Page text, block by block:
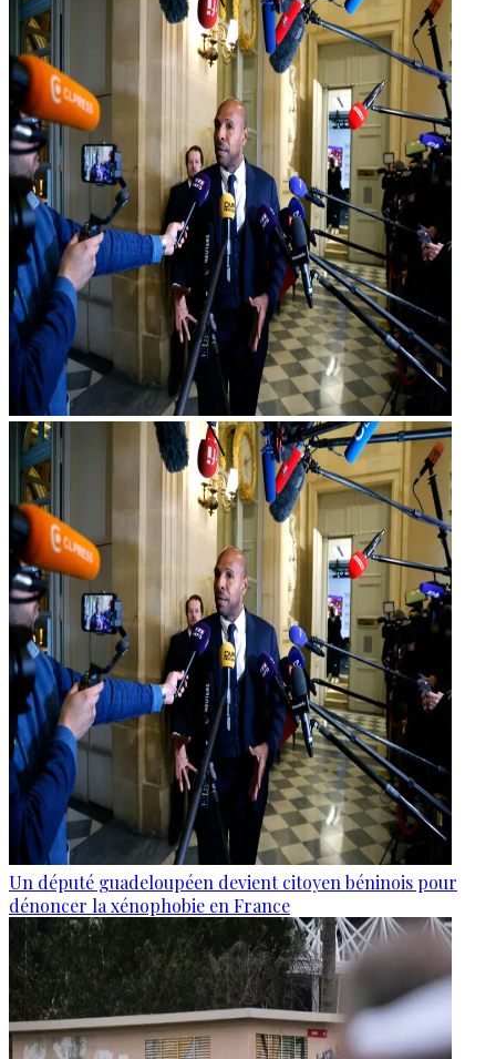
Un député guadeloupéen devient citoyen béninois pour
dénoncer la xénophobie en France